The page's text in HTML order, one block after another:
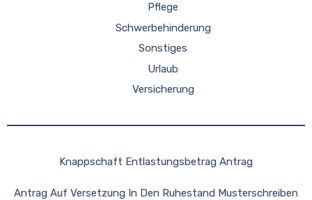
Pflege
Schwerbehinderung
Sonstiges
Urlaub
Versicherung
Knappschaft Entlastungsbetrag Antrag
Antrag Auf Versetzung In Den Ruhestand Musterschreiben